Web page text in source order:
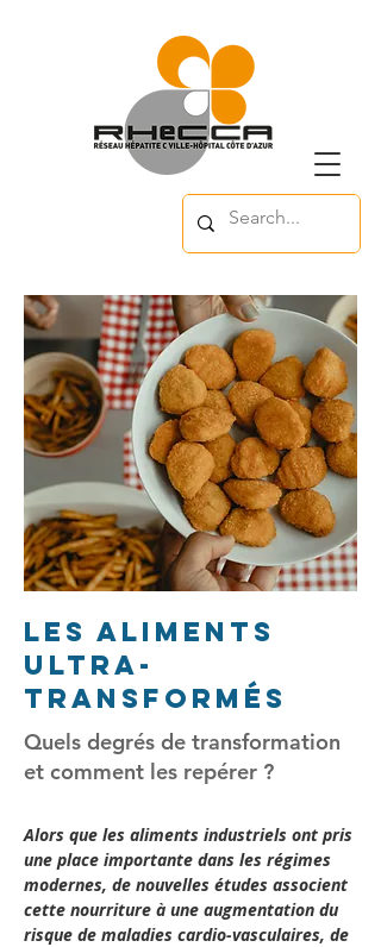
Les aliments
ultra-
transformés
Quels degrés de transformation
et comment les repérer ?
Alors que les aliments industriels ont pris
une place importante dans les régimes
modernes, de nouvelles études associent
cette nourriture à une augmentation du
risque de maladies cardio-vasculaires, de